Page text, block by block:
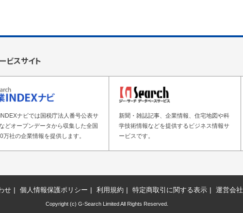
ビスサイト
ナビでは国税庁法人番号公表サ
どオープンデータから収集した全国
万社の企業情報を提供します。
新聞・雑誌記事、企業情報、住宅地図や科
学技術情報などを提供するビジネス情報サ
ービスです。
せ 個人情報保護ポリシー 利用規約 特定商取引に関する表示 運営会社
Copyright (c) G-Search Limited All Rights Reserved.